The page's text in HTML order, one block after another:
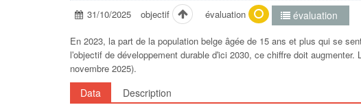
31/10/2025 objectif évaluation évaluation
En 2023, la part de la population belge âgée de 15 ans et plus qui se
lʹobjectif de développement durable dʹici 2030, ce chiffre doit
novembre 2025).
Data Description